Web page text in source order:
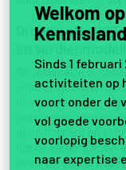
Organisatie,
De publicatie is
waar
dienstverlening:
auteursrechten en
geanalyseerd en
die de verdere
bevorderen. De
Welkom
Sinds 1
activiteiten op
voort onder de
vol goede
voorlopig
naar expertise